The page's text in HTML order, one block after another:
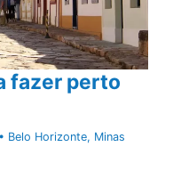
fazer perto
• Belo Horizonte, Minas